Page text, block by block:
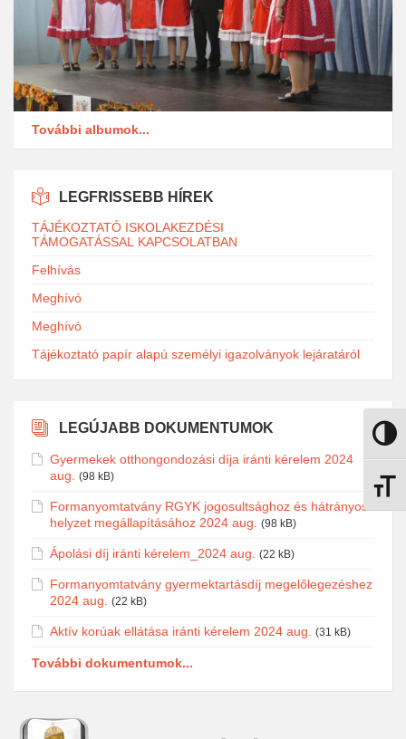
Nagy
További albumok...
LEGFRISSEBB HÍREK
TÁJÉKOZTATÓ ISKOLAKEZDÉSI
TÁMOGATÁSSAL KAPCSOLATBAN
Felhívás
Meghívó
Meghívó
Tájékoztató papír alapú személyi igazolványok lejáratáról
LEGÚJABB DOKUMENTUMOK
Gyermekek otthongondozási díja iránti kérelem 2024
aug.
(98 kB)
Formanyomtatvány RGYK jogosultsághoz és hátrányos
helyzet megállapításához 2024 aug.
(98 kB)
Ápolási díj iránti kérelem_2024 aug. (22 kB)
Formanyomtatvány gyermektartásdíj megelőlegezéshez
2024 aug.
(22 kB)
Aktív korúak ellátása iránti kérelem 2024 aug. (31 kB)
További dokumentumok...